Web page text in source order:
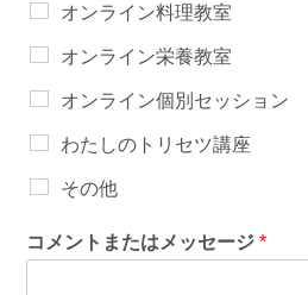
オンライン料理教室
オンライン栄養教室
オンライン個別セッション
わたしのトリセツ講座
その他
コメントまたはメッセージ*